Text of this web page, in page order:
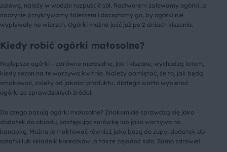
zalewę, należy w wodzie rozpuścić sól. Roztworem zalewamy ogórki, a
naczynie przykrywamy talerzem i dociążamy go, by ogórki nie
wypływały na wierzch. Ogórki można jeść już po 2 dniach kiszenia.
Kiedy robić ogórki małosolne?
Najlepsze ogórki – zarówno małosolne, jak i kiszone, wychodzą latem,
kiedy sezon na te warzywa kwitnie. Należy pamiętać, że to, jak będą
smakować, zależy od jakości produktu, dlatego warto wybierać
ogórki ze sprawdzonych źródeł.
Do czego pasują ogórki małosolne? Znakomicie sprawdzą się jako
dodatek do obiadu, zastępując surówkę lub jako warzywo na
kanapkę. Można je traktować również jako bazę do zupy, dodatek do
sałatki lub składnik koreczków, a także zajadać solo. Samo zdrowie!